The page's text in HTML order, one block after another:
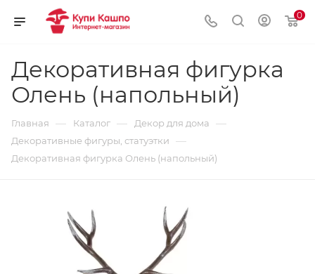
0
Декоративная фигурка
Олень (напольный)
Главная — Каталог — Декор для дома —
Декоративные фигуры, статуэтки —
Декоративная фигурка Олень (напольный)